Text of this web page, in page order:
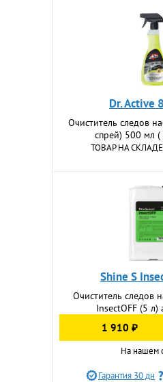
Dr. Active
Очиститель следов
спрей) 500 мл (
ТОВАР НА
Shine S
Очиститель следов
InsectOFF (5 л)
1 910 ₽
На нашем
Гарантия 30 дн